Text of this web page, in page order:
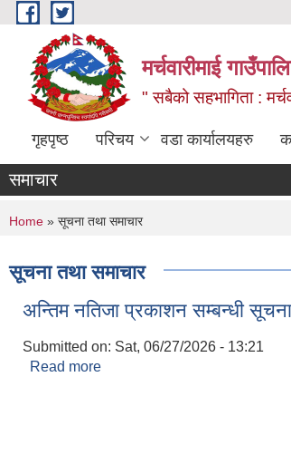
Skip to main content
मर्चवारीमाई
" सबैको सहभागिता :
गृहपृष्ठ परिचय वडा कार्यालयहरु
समाचार
You are here
Home » सूचना तथा समाचार
सूचना तथा समाचार
अन्तिम नतिजा प्रकाशन सम्बन्धी
Submitted on: Sat, 06/27/2026 - 13:21
Read more